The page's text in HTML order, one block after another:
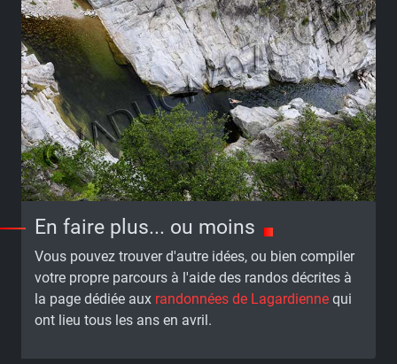
En faire plus... ou moins
Vous pouvez trouver d'autre idées, ou bien compiler
votre propre parcours à l'aide des randos décrites à
la page dédiée aux randonnées de Lagardienne qui
ont lieu tous les ans en avril.